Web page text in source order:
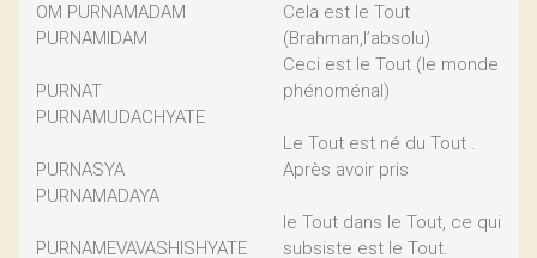
OM PURNAMADAM
PURNAMIDAM
PURNAT
PURNAMUDACHYATE
PURNASYA
PURNAMADAYA
PURNAMEVAVASHISHYATE
Cela est le Tout
(Brahman,l’absolu)
Ceci est le Tout (le monde
phénoménal)
Le Tout est né du Tout .
Après avoir pris
le Tout dans le Tout, ce qui
subsiste est le Tout.